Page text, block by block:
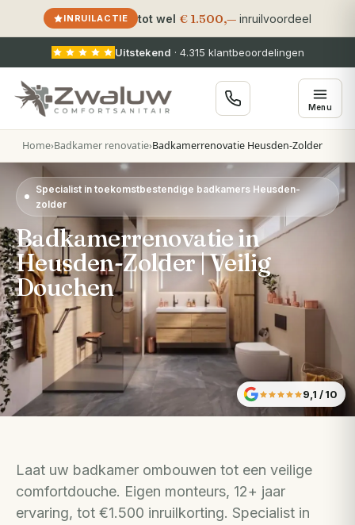
INRUILACTIE tot wel € 1.500,— inruilvoordeel
Uitstekend · 4.315 klantbeoordelingen
Menu
Home›Badkamer renovatie›Badkamerrenovatie Heusden-Zolder
Specialist in toekomstbestendige badkamers Heusden-
zolder
Badkamerrenovatie in
Heusden-Zolder | Veilig
Douchen
9,1 / 10
Laat uw badkamer ombouwen tot een veilige
comfortdouche. Eigen monteurs, 12+ jaar
ervaring, tot €1.500 inruilkorting. Specialist in